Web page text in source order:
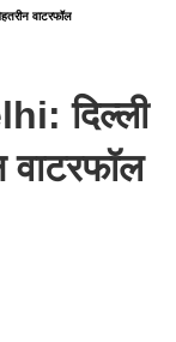
वाटरफॉल
दिल्ली